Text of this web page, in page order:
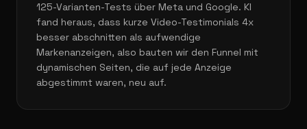
125-Varianten-Tests über Meta und Google. KI
fand heraus, dass kurze Video-Testimonials 4x
besser abschnitten als aufwendige
Markenanzeigen, also bauten wir den Funnel mit
dynamischen Seiten, die auf jede Anzeige
abgestimmt waren, neu auf.